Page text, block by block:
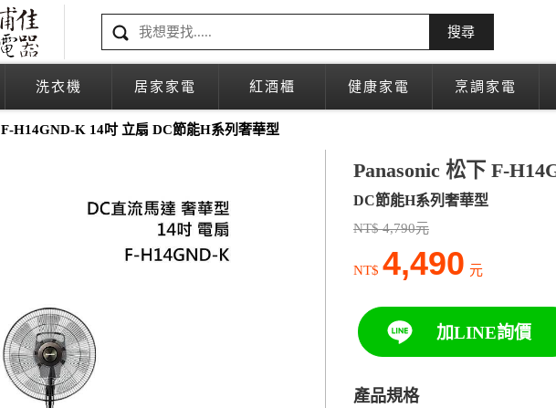
搜尋
洗衣機 居家家電 紅酒櫃 健康家電 烹調家電
F-H14GND-K 14吋 立扇 DC節能H系列奢華型
Panasonic 松下 F-
DC節能H系列奢華型
NT$ 4,790元
NT$ 4,490 元
加LINE詢價
產品規格